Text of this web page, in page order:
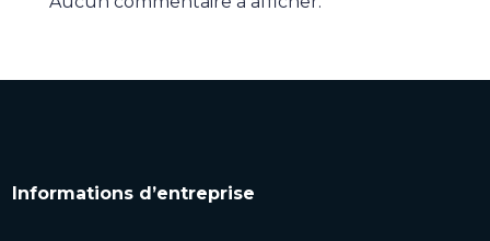
Informations d’entreprise